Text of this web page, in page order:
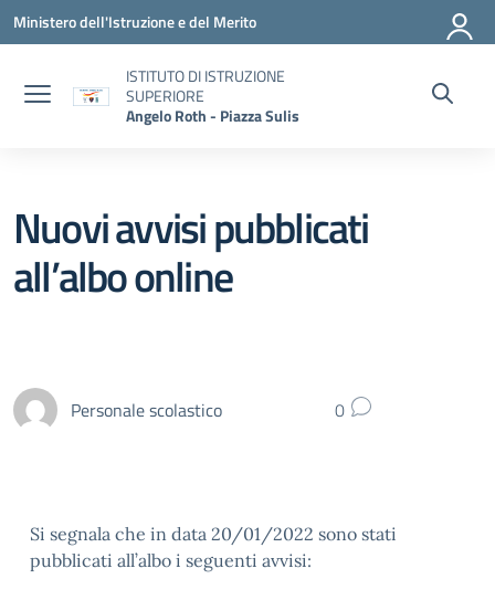
Vai ai contenuti
Vai al menu di navigazione
Vai al footer
Ministero dell'Istruzione e del Merito
ISTITUTO DI ISTRUZIONE
SUPERIORE
Angelo Roth - Piazza Sulis
Nuovi avvisi pubblicati
all’albo online
Personale scolastico 0
Si segnala che in data 20/01/2022 sono stati
pubblicati all’albo i seguenti avvisi: